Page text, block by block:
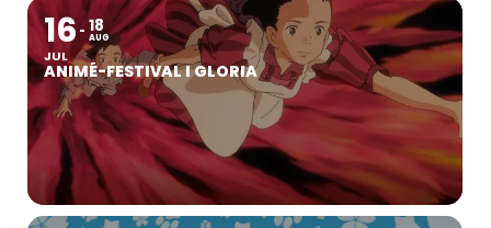
16
JUL
18
AUG
ANIMÉ-FESTIVAL I GLORIA